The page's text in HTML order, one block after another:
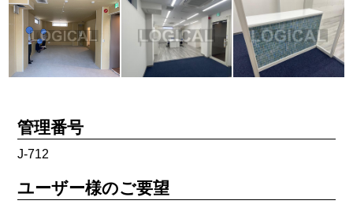
管理番号
J-712
ユーザー様のご要望